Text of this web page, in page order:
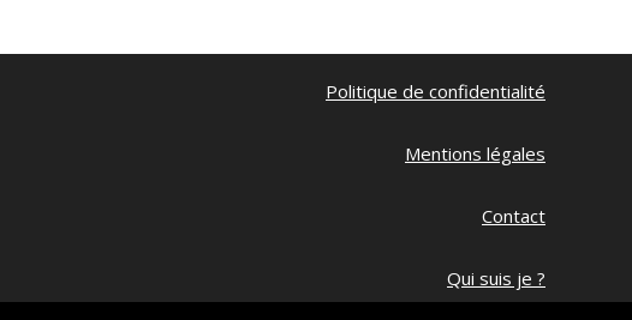
Politique de confidentialité
Mentions légales
Contact
Qui suis je ?